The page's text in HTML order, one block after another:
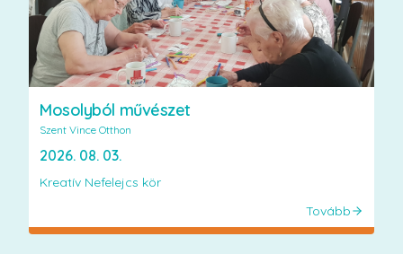
Mosolyból művészet
Szent Vince Otthon
2026. 08. 03.
Kreatív Nefelejcs kör
Tovább